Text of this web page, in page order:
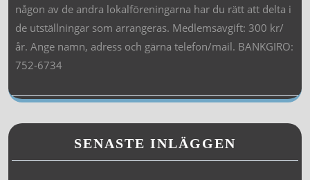
någon av de andra lokalföreningarna har du rätt att delta i
de utställningar som arrangeras. Medlemsavgift: 300 kr/
år. Ange namn, adress och gärna telefon/mail. BANKGIRO:
752-6734
SENASTE INLÄGGEN